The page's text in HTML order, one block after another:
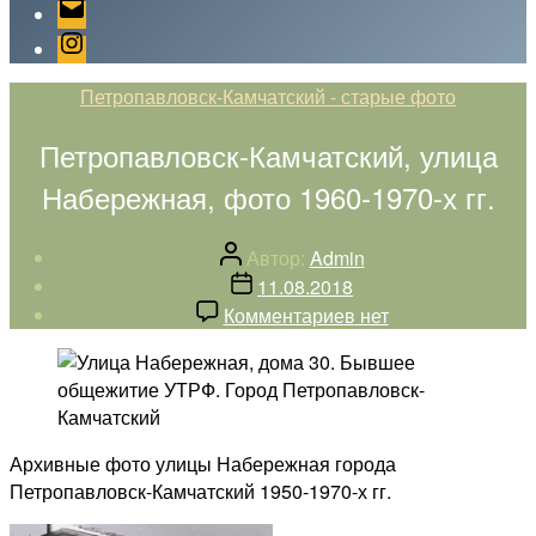
Email
Instagram
Рубрики
Петропавловск-Камчатский - старые фото
Петропавловск-Камчатский, улица
Набережная, фото 1960-1970-х гг.
Автор
записи
Автор: Admin
Дата
записи
11.08.2018
Комментариевк
Петропавловск-
Камчатский,
фото
1960-
нет
Архивные фото улицы Набережная города
Петропавловск-Камчатский 1950-1970-х гг.